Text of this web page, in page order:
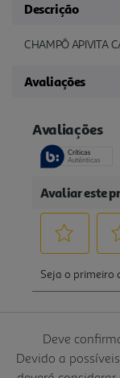
Descrição
CHAMPÔ APIVITA
Avaliações
Deve
Devido a